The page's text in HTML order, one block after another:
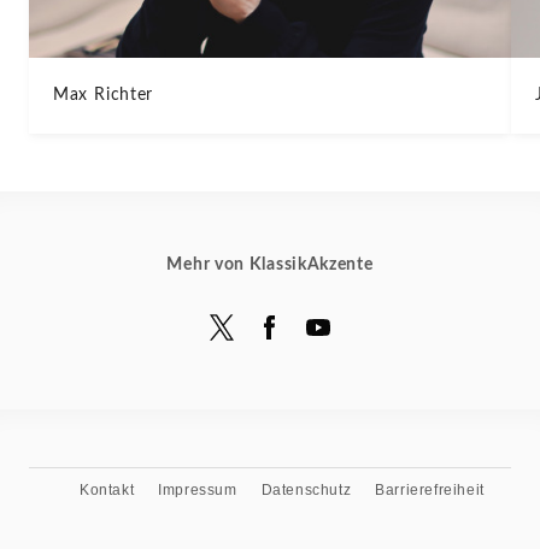
Max Richter
Mehr von KlassikAkzente
Kontakt Impressum Datenschutz Barrierefreiheit